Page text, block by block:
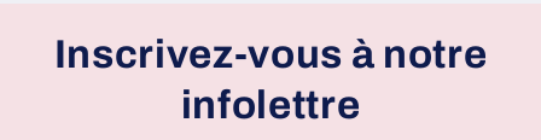
Inscrivez-vous à notre
infolettre